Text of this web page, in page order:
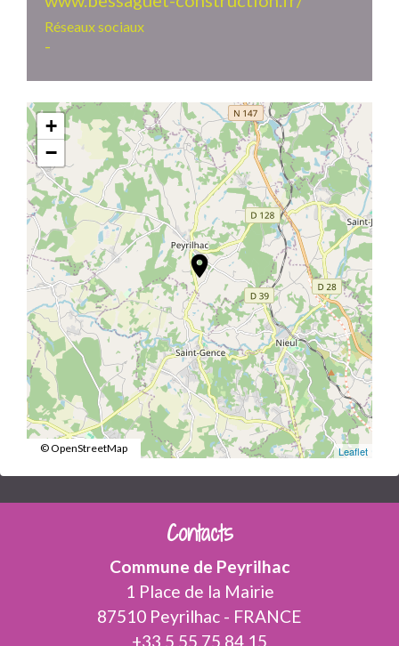
Réseaux sociaux
-
location_on
+
−
Leaflet
© OpenStreetMap
Contacts
Commune de Peyrilhac
1 Place de la Mairie
87510 Peyrilhac - FRANCE
+33 5 55 75 84 15